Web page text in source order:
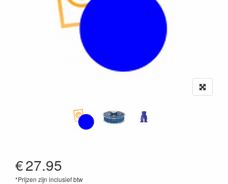
€27.95
*Prijzen zijn inclusief btw